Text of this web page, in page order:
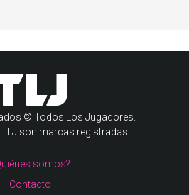
© Todos Los Jugadores.
son marcas registradas.
somos?
Contacto